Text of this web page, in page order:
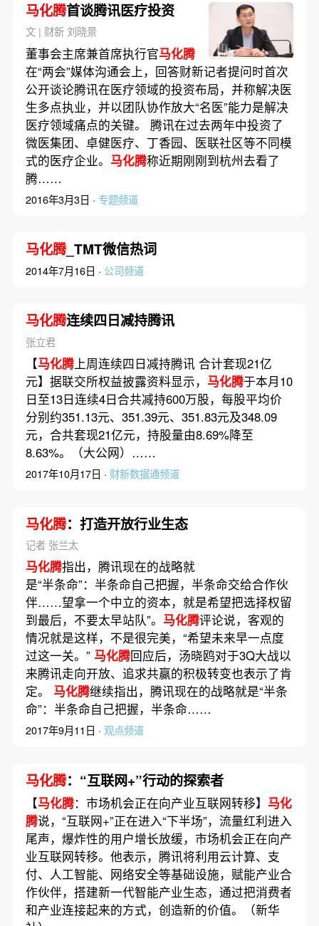
马化腾首谈腾讯医疗投资
文 | 财新 刘晓景
董事会主席兼首席执行官马化腾
在“两会”媒体沟通会上，回答财新记者提问时首次
公开谈论腾讯在医疗领域的投资布局，并称解决医
生多点执业，并以团队协作放大“名医”能力是解决
医疗领域痛点的关键。 腾讯在过去两年中投资了
微医集团、卓健医疗、丁香园、医联社区等不同模
式的医疗企业。 马化腾称近期刚刚到杭州去看了
腾……
2016年3月3日 · 专题频道
马化腾_TMT微信热词
2014年7月16日 · 公司频道
马化腾连续四日减持腾讯
张立君
【马化腾上周连续四日减持腾讯 合计套现21亿
元】据联交所权益披露资料显示， 马化腾于本月10
日至13日连续4日合共减持600万股，每股平均价
分别约351.13元、351.39元、351.83元及348.09
元，合共套现21亿元，持股量由8.69%降至
8.63%。（大公网）……
2017年10月17日 · 财新数据通频道
马化腾：打造开放行业生态
记者 张兰太
马化腾指出，腾讯现在的战略就
是“半条命”：半条命自己把握，半条命交给合作伙
伴……望拿一个中立的资本，就是希望把选择权留
到最后，不要太早站队”。 马化腾评论说，客观的
情况就是这样，不是很完美，“希望未来早一点度
过这一关。” 马化腾回应后，汤晓鸥对于3Q大战以
来腾讯走向开放、追求共赢的积极转变也表示了肯
定。 马化腾继续指出，腾讯现在的战略就是“半条
命”：半条命自己把握，半条命……
2017年9月11日 · 观点频道
马化腾：“互联网+”行动的探索者
【马化腾：市场机会正在向产业互联网转移】 马化
腾说，“互联网+”正在进入“下半场”，流量红利进入
尾声，爆炸性的用户增长放缓，市场机会正在向产
业互联网转移。他表示，腾讯将利用云计算、支
付、人工智能、网络安全等基础设施，赋能产业合
作伙伴，搭建新一代智能产业生态，通过把消费者
和产业连接起来的方式，创造新的价值。（新华